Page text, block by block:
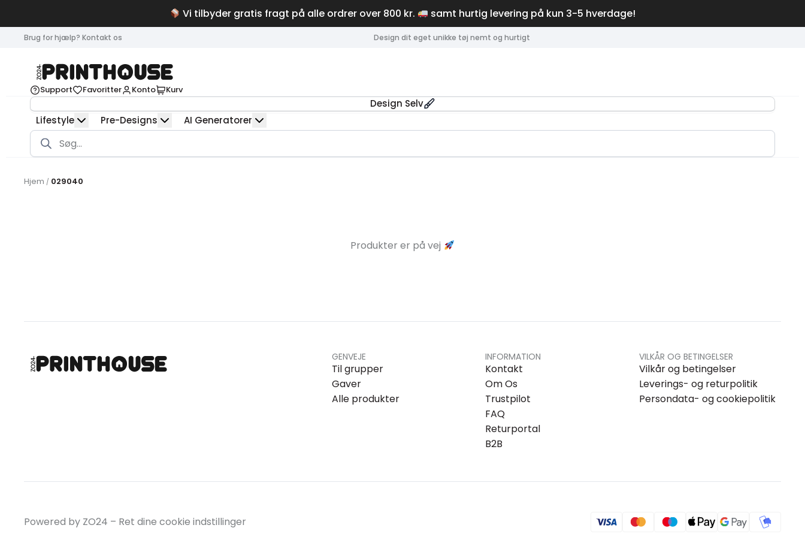
Vi tilbyder gratis fragt på alle ordrer over 800 kr. samt hurtig levering på kun 3-5 hverdage!
Brug for hjælp? Kontakt os Design dit eget unikke tøj nemt og hurtigt
Support Favoritter Konto Kurv
Design Selv
Lifestyle
Pre-Designs AI Generatorer
Products
search
Hjem / 029040
Produkter er på vej
GENVEJE
Til grupper
Gaver
Alle produkter
INFORMATION
Kontakt
Om Os
Trustpilot
FAQ
Returportal
B2B
VILKÅR OG BETINGELSER
Vilkår og betingelser
Leverings- og returpolitik
Persondata- og cookiepolitik
Powered by ZO24 – Ret dine cookie indstillinger